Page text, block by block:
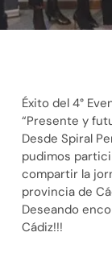
Éxito del 4°
“Presente y
Desde Spiral
pudimos
compartir la
provincia de
Deseando
Cádiz!!!